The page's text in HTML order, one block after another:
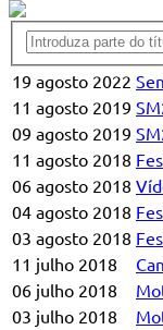
19 agosto 2022
11 agosto 2019
09 agosto 2019
11 agosto 2018
06 agosto 2018
04 agosto 2018
03 agosto 2018
11 julho 2018
06 julho 2018
03 julho 2018